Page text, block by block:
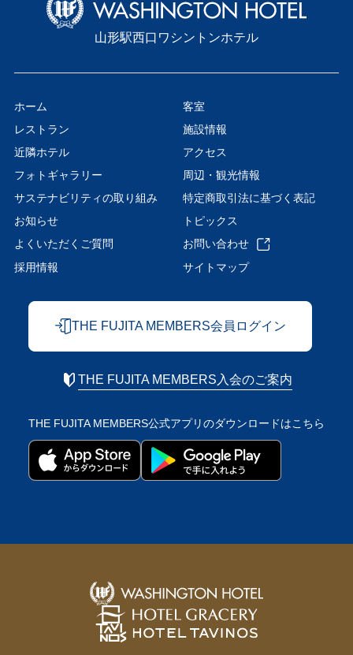
山形駅西口ワシントンホテル
ホーム
客室
レストラン
施設情報
近隣ホテル
アクセス
フォトギャラリー
周辺・観光情報
サステナビリティの取り組み
特定商取引法に基づく表記
お知らせ
トピックス
よくいただくご質問
お問い合わせ
採用情報
サイトマップ
THE FUJITA MEMBERS会員ログイン
THE FUJITA MEMBERS入会のご案内
THE FUJITA MEMBERS公式アプリのダウンロードはこちら